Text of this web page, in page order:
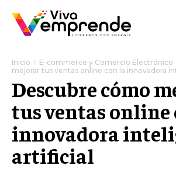
Inicio E-commerce y Comercio Electrónico
mejorar tus ventas online con la innovadora
Descubre cómo
tus ventas online
innovadora
artificial